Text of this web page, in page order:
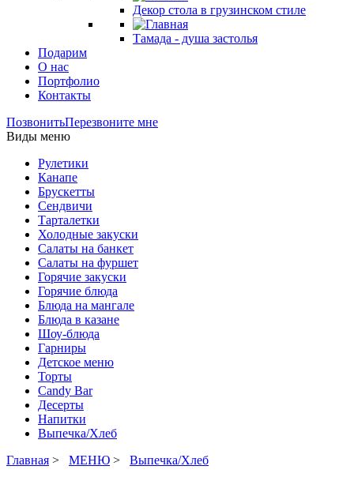
Декор стола в грузинском стиле
Тамада - душа застолья
Подарим
О нас
Портфолио
Контакты
ПозвонитьПерезвоните мне
Виды меню
Рулетики
Канапе
Брускетты
Сендвичи
Тарталетки
Холодные закуски
Салаты на банкет
Салаты на фуршет
Горячие закуски
Горячие блюда
Блюда на мангале
Блюда в казане
Шоу-блюда
Гарниры
Детское меню
Торты
Candy Bar
Десерты
Напитки
Выпечка/Хлеб
Главная > МЕНЮ > Выпечка/Хлеб